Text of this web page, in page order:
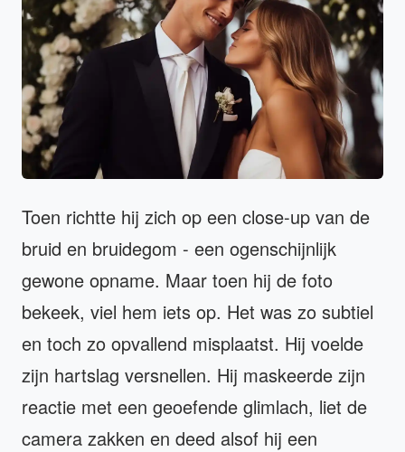
Toen richtte hij zich op een close-up van de
bruid en bruidegom - een ogenschijnlijk
gewone opname. Maar toen hij de foto
bekeek, viel hem iets op. Het was zo subtiel
en toch zo opvallend misplaatst. Hij voelde
zijn hartslag versnellen. Hij maskeerde zijn
reactie met een geoefende glimlach, liet de
camera zakken en deed alsof hij een